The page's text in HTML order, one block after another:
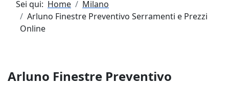
Sei qui: Home
Milano
Arluno Finestre Preventivo Serramenti e Prezzi
Online
Arluno Finestre Preventivo